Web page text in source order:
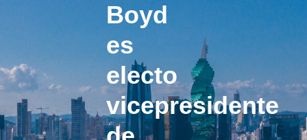
Boyd
es
electo
vicepresidente